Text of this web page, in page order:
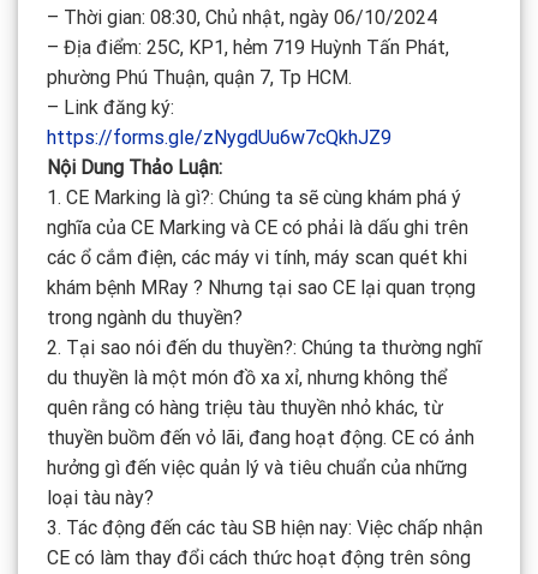
– Thời gian: 08:30, Chủ nhật, ngày 06/10/2024
– Địa điểm: 25C, KP1, hẻm 719 Huỳnh Tấn Phát,
phường Phú Thuận, quận 7, Tp HCM.
– Link đăng ký:
https://forms.gle/zNygdUu6w7cQkhJZ9
Nội Dung Thảo Luận:
1. CE Marking là gì?: Chúng ta sẽ cùng khám phá ý
nghĩa của CE Marking và CE có phải là dấu ghi trên
các ổ cắm điện, các máy vi tính, máy scan quét khi
khám bệnh MRay ? Nhưng tại sao CE lại quan trọng
trong ngành du thuyền?
2. Tại sao nói đến du thuyền?: Chúng ta thường nghĩ
du thuyền là một món đồ xa xỉ, nhưng không thể
quên rằng có hàng triệu tàu thuyền nhỏ khác, từ
thuyền buồm đến vỏ lãi, đang hoạt động. CE có ảnh
hưởng gì đến việc quản lý và tiêu chuẩn của những
loại tàu này?
3. Tác động đến các tàu SB hiện nay: Việc chấp nhận
CE có làm thay đổi cách thức hoạt động trên sông